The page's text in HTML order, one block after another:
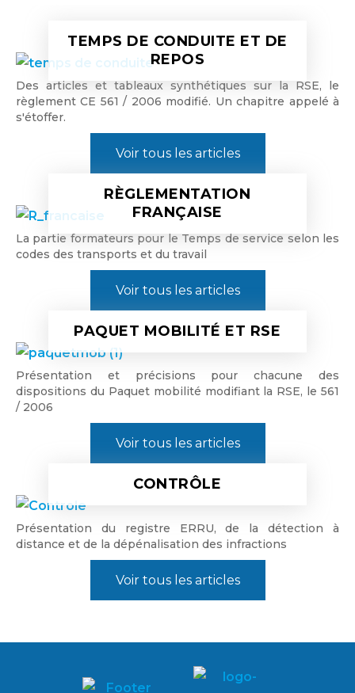
TEMPS DE CONDUITE ET DE
REPOS
Des articles et tableaux synthétiques sur la RSE, le
règlement CE 561 / 2006 modifié. Un chapitre appelé à
s'étoffer.
Voir tous les articles
RÈGLEMENTATION
FRANÇAISE
La partie formateurs pour le Temps de service selon les
codes des transports et du travail
Voir tous les articles
PAQUET MOBILITÉ ET RSE
Présentation et précisions pour chacune des
dispositions du Paquet mobilité modifiant la RSE, le 561
/ 2006
Voir tous les articles
CONTRÔLE
Présentation du registre ERRU, de la détection à
distance et de la dépénalisation des infractions
Voir tous les articles